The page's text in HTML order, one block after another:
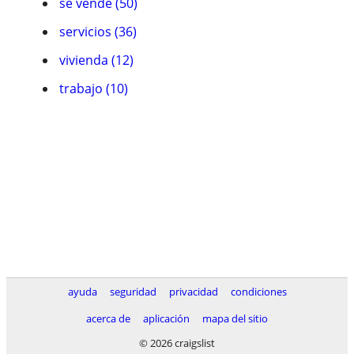
servicios (36)
vivienda (12)
trabajo (10)
ayuda seguridad privacidad
condiciones
acerca de
aplicación
mapa del sitio
© 2026 craigslist